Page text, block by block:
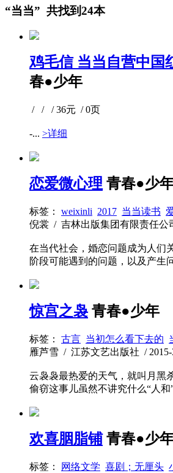
“当当” 共找到24本
鸡毛信 当当自营中国
春●少年
/ / / 36元 / 0页
-... >详细
恋爱微心理 青春●少
标签： weixinli 2017 当当读书
倪裳 / 吉林出版集团有限责任公
在当代社会，婚恋问题成为人们
阶段可能遇到的问题，以及产生
惊宫之袅 青春●少年
标签： 古言 当初怎么看下去的
雁芦雪 / 江苏文艺出版社 /
云袅袅最热爱的天气，就叫月黑
偷窃这事儿虽然不讲究什么“人和
欢喜胭脂铺 青春●少
标签： 网络文学 喜剧；无厘头